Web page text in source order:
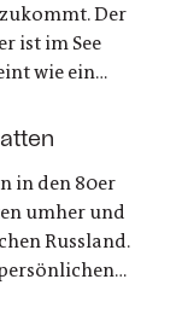
Der
ist im See
wie ein
als die
Eine
beginnt
in den 80er
umher und
Russland.